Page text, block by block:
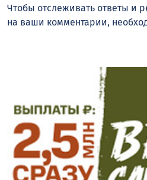
Чтобы отслеживать ответы и
на ваши комментарии,